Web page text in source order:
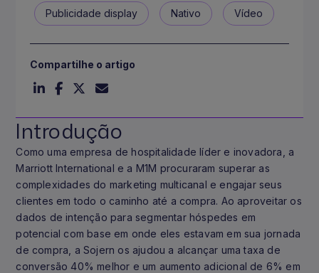
Introdução
Como uma empresa de hospitalidade líder e inovadora, a
Marriott International e a M1M procuraram superar as
complexidades do marketing multicanal e engajar seus
clientes em todo o caminho até a compra. Ao aproveitar os
dados de intenção para segmentar hóspedes em
potencial com base em onde eles estavam em sua jornada
de compra, a Sojern os ajudou a alcançar uma taxa de
conversão 40% melhor e um aumento adicional de 6% em
Publicidade display Nativo Vídeo
Compartilhe o artigo